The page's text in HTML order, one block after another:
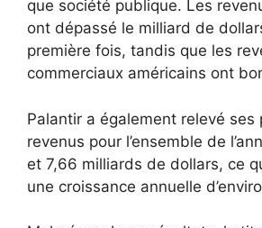
que société publique. Les
ont dépassé le milliard de
première fois, tandis que les
commerciaux américains ont
Palantir a également relevé ses
revenus pour l’ensemble de
et 7,66 milliards de dollars, ce
une croissance annuelle